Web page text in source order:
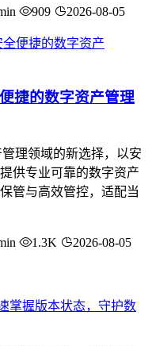
909 2026-08-05
捷的数字资产管理
理领域的新选择，以安
供专业可靠的数字资产
管与高效管控，适配当
1.3K 2026-08-05